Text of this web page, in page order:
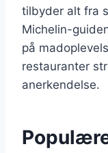
tilbyder alt fra
Michelin-
på
restauranter
anerkendelse.